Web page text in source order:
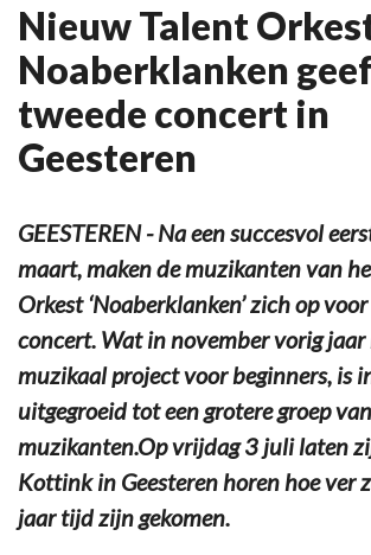
Nieuw Talent
Noaberklanken
tweede concert in
Geesteren
GEESTEREN - Na een succesvol
maart, maken de muzikanten van
Orkest ‘Noaberklanken’ zich op
concert. Wat in november vorig jaar
muzikaal project voor beginners, is
uitgegroeid tot een grotere groep
muzikanten.Op vrijdag 3 juli laten
Kottink in Geesteren horen hoe ver
jaar tijd zijn gekomen.